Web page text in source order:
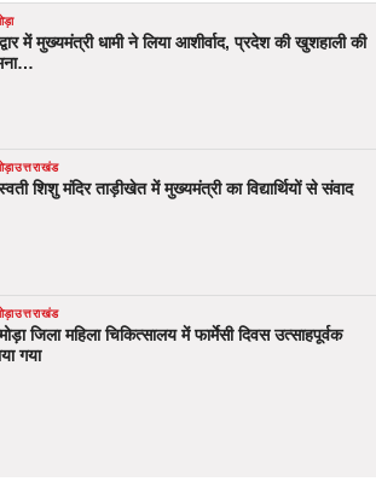
में मुख्यमंत्री धामी ने लिया आशीर्वाद, प्रदेश की खुशहाली की
उत्तराखंड
शिशु मंदिर ताड़ीखेत में मुख्यमंत्री का विद्यार्थियों से संवाद
उत्तराखंड
जिला महिला चिकित्सालय में फार्मेसी दिवस उत्साहपूर्वक
गया